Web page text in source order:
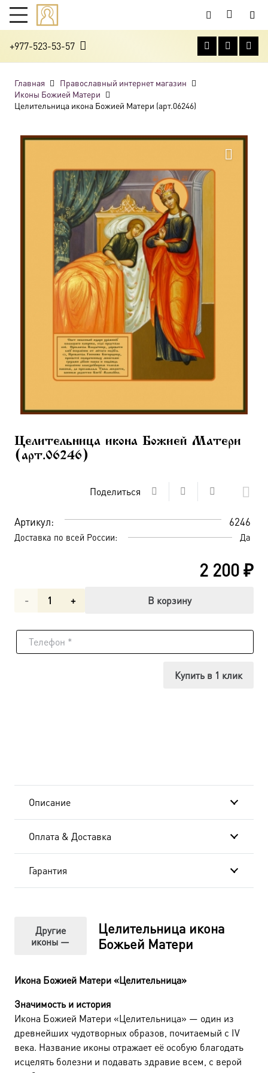
+977-523-53-57
Главная
Православный интернет магазин
Иконы Божией Матери
Целительница икона Божией Матери (арт.06246)
Целительница икона Божией Матери
(арт.06246)
Поделиться
Артикул: 6246
Доставка по всей России: Да
2 200₽
Количество
Целительница
В корзину
Купить в 1 клик
Описание
Оплата & Доставка
Гарантия
Другие
иконы —
Целительница икона
Божьей Матери
Икона Божией Матери «Целительница»
Значимость и история
Икона Божией Матери «Целительница» — один из
древнейших чудотворных образов, почитаемый с IV
века. Название иконы отражает её особую благодать
исцелять болезни и подавать здравие всем, с верой